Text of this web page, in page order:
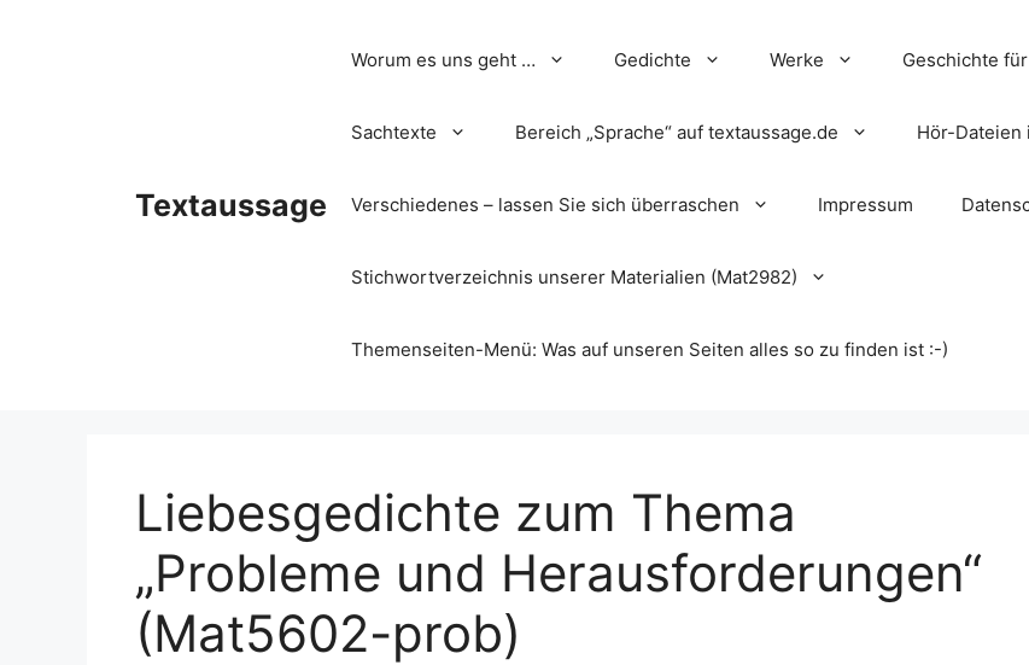
Textaussage
Worum es uns geht … Gedichte Werke Geschichte
Sachtexte Bereich „Sprache“ auf textaussage.de Hör-Dateien
Verschiedenes – lassen Sie sich überraschen Impressum
Stichwortverzeichnis unserer Materialien (Mat2982)
Themenseiten-Menü: Was auf unseren Seiten alles so zu finden ist :-)
Liebesgedichte zum Thema
„Probleme und Herausforderungen“
(Mat5602-prob)